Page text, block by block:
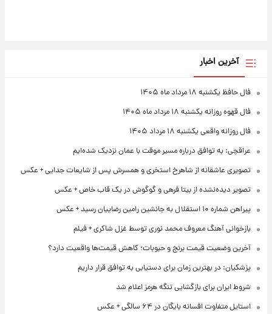
آخرین اخبار
فال حافظ یکشنبه ۱۸ مرداد ماه ۱۴۰۵
فال قهوه روزانه یکشنبه ۱۸ مرداد ماه ۱۴۰۵
فال روزانه واقعی یکشنبه ۱۸ مرداد ۱۴۰۵
عراقچی: به توافق درباره مسیر موقت با عمان نزدیک شده‌ایم
تصویری عاشقانه از شاهرخ استخری و همسرش پس از شایعات جدایی + عکس
تصویر دیده‌نشده از بیتا فرهی و گوگوش در یک قاب خاص + عکس
پیراهن شماره ۱۰ استقلال به جانشین رامین رضاییان رسید + عکس
بازخوانی آهنگ معروف محمد نوری توسط غزل شاکری + فیلم
آخرین وضعیت قیمت برنج و حبوبات؛ کاهش قیمت‌ها واقعیت دارد؟
پزشکیان: در بهترین زمان برای دستیابی به توافق قرار داریم
شروط ایران برای بازگشایی تنگه هرمز اعلام شد
استایل متفاوت افسانه بایگان در ۶۴ سالگی + عکس